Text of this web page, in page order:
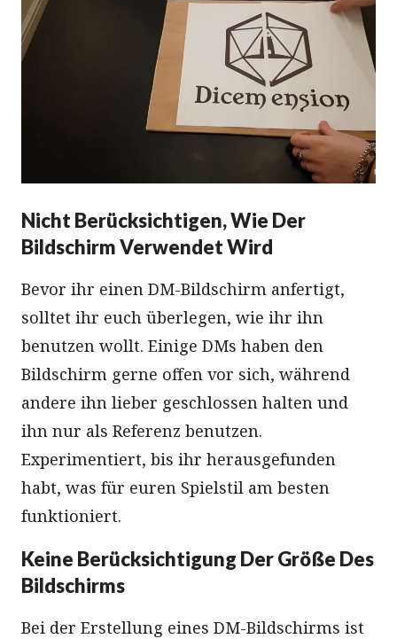
Nicht Berücksichtigen, Wie Der
Bildschirm Verwendet Wird
Bevor ihr einen DM-Bildschirm anfertigt,
solltet ihr euch überlegen, wie ihr ihn
benutzen wollt. Einige DMs haben den
Bildschirm gerne offen vor sich, während
andere ihn lieber geschlossen halten und
ihn nur als Referenz benutzen.
Experimentiert, bis ihr herausgefunden
habt, was für euren Spielstil am besten
funktioniert.
Keine Berücksichtigung Der Größe Des
Bildschirms
Bei der Erstellung eines DM-Bildschirms ist